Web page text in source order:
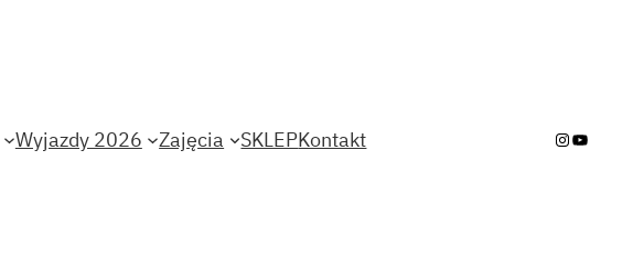
Wyjazdy 2026 Zajęcia SKLEPKontakt